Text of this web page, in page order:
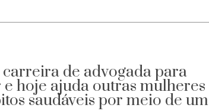
de advogada para
hoje ajuda outras mulheres
saudáveis por meio de um